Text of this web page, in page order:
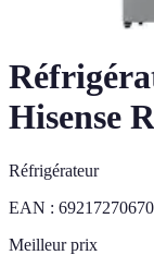
Hisense
Réfrigérateur
EAN :
Meilleur prix